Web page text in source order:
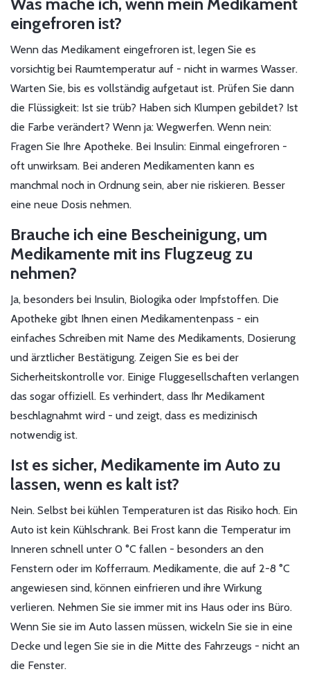
Was mache ich, wenn mein Medikament
eingefroren ist?
Wenn das Medikament eingefroren ist, legen Sie es
vorsichtig bei Raumtemperatur auf - nicht in warmes Wasser.
Warten Sie, bis es vollständig aufgetaut ist. Prüfen Sie dann
die Flüssigkeit: Ist sie trüb? Haben sich Klumpen gebildet? Ist
die Farbe verändert? Wenn ja: Wegwerfen. Wenn nein:
Fragen Sie Ihre Apotheke. Bei Insulin: Einmal eingefroren -
oft unwirksam. Bei anderen Medikamenten kann es
manchmal noch in Ordnung sein, aber nie riskieren. Besser
eine neue Dosis nehmen.
Brauche ich eine Bescheinigung, um
Medikamente mit ins Flugzeug zu
nehmen?
Ja, besonders bei Insulin, Biologika oder Impfstoffen. Die
Apotheke gibt Ihnen einen Medikamentenpass - ein
einfaches Schreiben mit Name des Medikaments, Dosierung
und ärztlicher Bestätigung. Zeigen Sie es bei der
Sicherheitskontrolle vor. Einige Fluggesellschaften verlangen
das sogar offiziell. Es verhindert, dass Ihr Medikament
beschlagnahmt wird - und zeigt, dass es medizinisch
notwendig ist.
Ist es sicher, Medikamente im Auto zu
lassen, wenn es kalt ist?
Nein. Selbst bei kühlen Temperaturen ist das Risiko hoch. Ein
Auto ist kein Kühlschrank. Bei Frost kann die Temperatur im
Inneren schnell unter 0 °C fallen - besonders an den
Fenstern oder im Kofferraum. Medikamente, die auf 2-8 °C
angewiesen sind, können einfrieren und ihre Wirkung
verlieren. Nehmen Sie sie immer mit ins Haus oder ins Büro.
Wenn Sie sie im Auto lassen müssen, wickeln Sie sie in eine
Decke und legen Sie sie in die Mitte des Fahrzeugs - nicht an
die Fenster.